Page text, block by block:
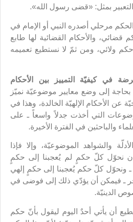
بمثل: «قضى رسول الله».
الحكم مرحلي أصدره النبي أو الإمام في
والأحكام القضائية لها طابع
ولائي، ومن ثمّ لا نستطيع تعميمه
في كيفيّة التمييز بين الأحكام
بحاجة إلى وضع معايير موضوعيّة نميّز
عن الأحكام الإلهيّة الخالدة، وهذا في
التي أخذت جدلاً واسعاً ـ على
والباحثين في الفترة الأخيرة.
والشواهد الموضوعيّة، وإلا فإذا
بأن نحوّل كلّ حكمٍ لم يُعجبنا إلى حكمٍ
ونحوّل كلّ حكم يُعجبنا إلى حكمٍ إلهي
ـ فيمكن أن يؤدّي ذلك إلى فوضى في
الدينيّة.
أن يأتي أحدٌ اليوم ليقول بأنّ حكم